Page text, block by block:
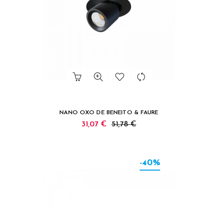
NANO OXO DE BENEITO & FAURE
31,07 € 51,78 €
-40%